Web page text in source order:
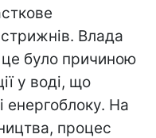
Влада
було причиною
у воді, що
енергоблоку. На
процес